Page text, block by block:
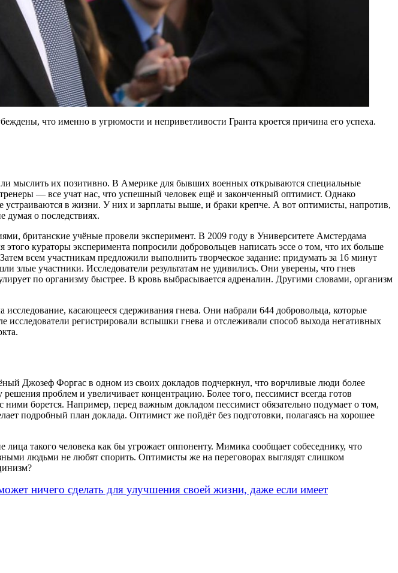
что именно в угрюмости и неприветливости Гранта кроется причина его успеха.
мыслить их позитивно. В Америке для бывших военных открываются специальные
— все учат нас, что успешный человек ещё и законченный оптимист. Однако
в жизни. У них и зарплаты выше, и браки крепче. А вот оптимисты, напротив,
думая о последствиях.
британские учёные провели эксперимент. В 2009 году в Университете Амстердама
кураторы эксперимента попросили добровольцев написать эссе о том, что их больше
всем участникам предложили выполнить творческое задание: придумать за 16 минут
злые участники. Исследователи результатам не удивились. Они уверены, что гнев
по организму быстрее. В кровь выбрасывается адреналин. Другими словами, организм
касающееся сдерживания гнева. Они набрали 644 добровольца, которые
регистрировали вспышки гнева и отслеживали способ выхода негативных
Джозеф Форгас в одном из своих докладов подчеркнул, что ворчливые люди более
проблем и увеличивает концентрацию. Более того, пессимист всегда готов
борется. Например, перед важным докладом пессимист обязательно подумает о том,
подробный план доклада. Оптимист же пойдёт без подготовки, полагаясь на хорошее
такого человека как бы угрожает оппоненту. Мимика сообщает собеседнику, что
людьми не любят спорить. Оптимисты же на переговорах выглядят слишком
ничего сделать для улучшения своей жизни, даже если имеет